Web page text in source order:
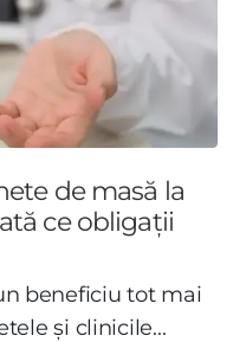
de masă la
ce obligații
beneficiu tot mai
și clinicile...